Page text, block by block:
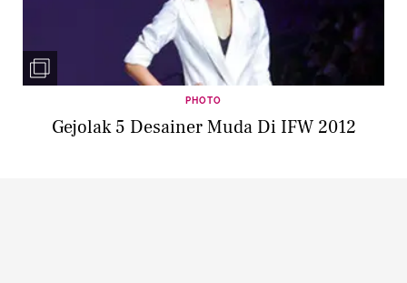
PHOTO
Gejolak 5 Desainer Muda Di IFW 2012